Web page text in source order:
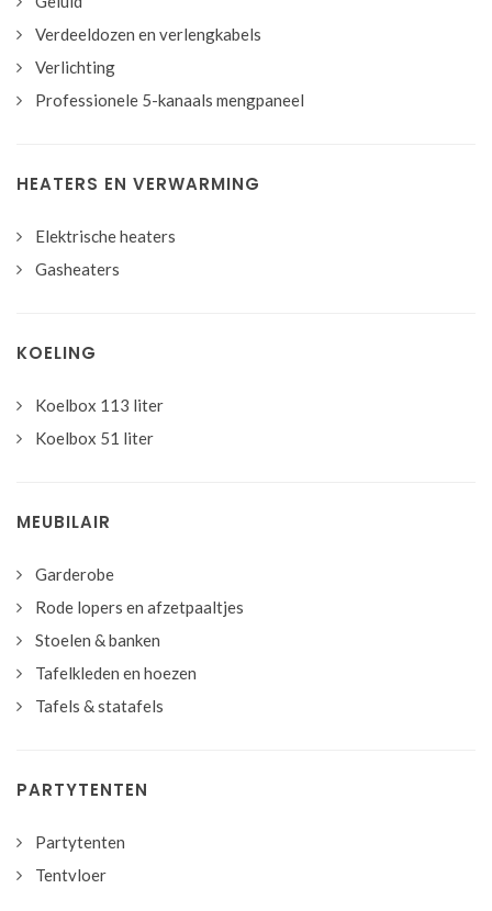
Verdeeldozen en verlengkabels
Verlichting
Professionele 5-kanaals mengpaneel
HEATERS EN VERWARMING
Elektrische heaters
Gasheaters
KOELING
Koelbox 113 liter
Koelbox 51 liter
MEUBILAIR
Garderobe
Rode lopers en afzetpaaltjes
Stoelen & banken
Tafelkleden en hoezen
Tafels & statafels
PARTYTENTEN
Partytenten
Tentvloer